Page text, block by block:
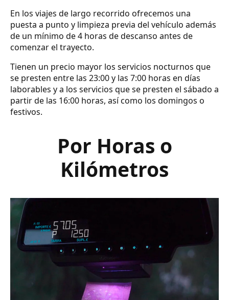
En los viajes de largo recorrido ofrecemos una
puesta a punto y limpieza previa del vehículo además
de un mínimo de 4 horas de descanso antes de
comenzar el trayecto.
Tienen un precio mayor los servicios nocturnos que
se presten entre las 23:00 y las 7:00 horas en días
laborables y a los servicios que se presten el sábado a
partir de las 16:00 horas, así como los domingos o
festivos.
Por Horas o
Kilómetros